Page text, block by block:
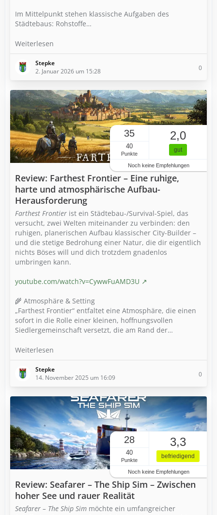
Im Mittelpunkt stehen klassische Aufgaben des
Städtebaus: Rohstoffe…
Weiterlesen
Stepke
2. Januar 2026 um 15:28
0
35
40
Punkte
2,0
gut
Noch keine Empfehlungen
Review: Farthest Frontier – Eine ruhige,
harte und atmosphärische Aufbau-
Herausforderung
Farthest Frontier ist ein Städtebau-/Survival-Spiel, das
versucht, zwei Welten miteinander zu verbinden: den
ruhigen, planerischen Aufbau klassischer City-Builder –
und die stetige Bedrohung einer Natur, die dir eigentlich
nichts Böses will und dich trotzdem gnadenlos
umbringen kann.
youtube.com/watch?v=CywwFuAMD3U
🌾 Atmosphäre & Setting
„Farthest Frontier“ entfaltet eine Atmosphäre, die einen
sofort in die Rolle einer kleinen, hoffnungsvollen
Siedlergemeinschaft versetzt, die am Rand der…
Weiterlesen
Stepke
14. November 2025 um 16:09
0
28
40
Punkte
3,3
befriedigend
Noch keine Empfehlungen
Review: Seafarer – The Ship Sim – Zwischen
hoher See und rauer Realität
Seafarer – The Ship Sim möchte ein umfangreicher